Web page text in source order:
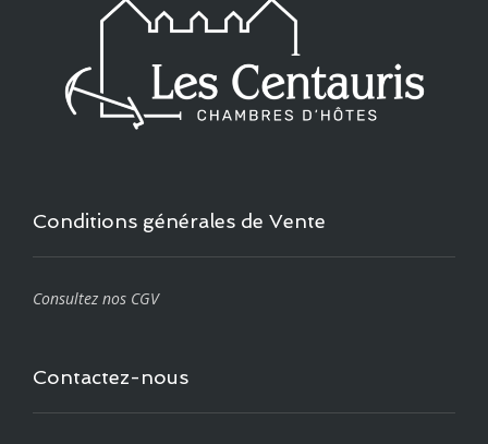
Conditions générales de Vente
Consultez nos CGV
Contactez-nous